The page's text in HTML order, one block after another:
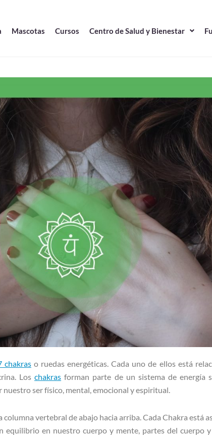
Mascotas Cursos Centro de Salud y Bienestar
chakraso ruedas energéticas. Cada uno de ellos está
Loschakras forman parte de un sistema de energía
ser físico, mental, emocional y espiritual.
vertebral de abajo hacia arriba. Cada Chakra está
equilibrio en nuestro cuerpo y mente, partes del cuerpo